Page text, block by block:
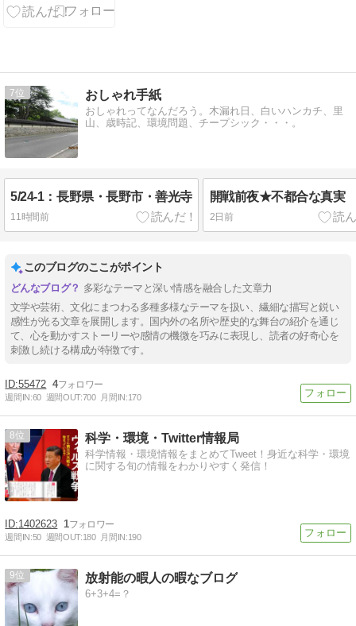
宅勤務の完全
7 おしゃれ手紙
おしゃれってなんだろう。木漏れ日、白いハンカチ、里
山、歳時記、環境問題、チープシック・・・。
5/24-1：長野県・長野市・善光寺
11時間前
開戦前夜★不都合な真実
2日前
このブログのここがポイント
多彩なテーマと深い情感を融合した文章力
文学や芸術、文化にまつわる多種多様なテーマを扱い、繊細な描写と鋭い
感性が光る文章を展開します。国内外の名所や歴史的な舞台の紹介を通じ
て、心を動かすストーリーや感情の機微を巧みに表現し、読者の好奇心を
刺激し続ける構成が特徴です。
55472 4
週間IN:60 週間OUT:700 月間IN:170
8 科学・環境・Twitter情報局
科学情報・環境情報をまとめてTweet！身近な科学・環境
に関する旬の情報をわかりやすく発信！
1402623 1
週間IN:50 週間OUT:180 月間IN:190
9 放射能の暇人の暇なブログ
6+3+4=？